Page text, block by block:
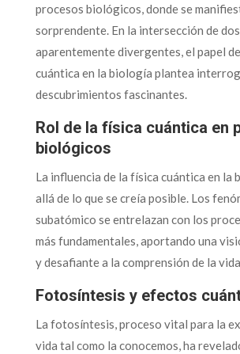
procesos biológicos, donde se
sorprendente. En la intersección de
aparentemente divergentes, el papel
cuántica en la biología plantea
descubrimientos fascinantes.
Rol de la física cuántica en
biológicos
La influencia de la física cuántica en la
allá de lo que se creía posible. Los
subatómico se entrelazan con los
más fundamentales, aportando una
y desafiante a la comprensión de la
Fotosíntesis y efectos
La fotosíntesis, proceso vital para la
vida tal como la conocemos, ha